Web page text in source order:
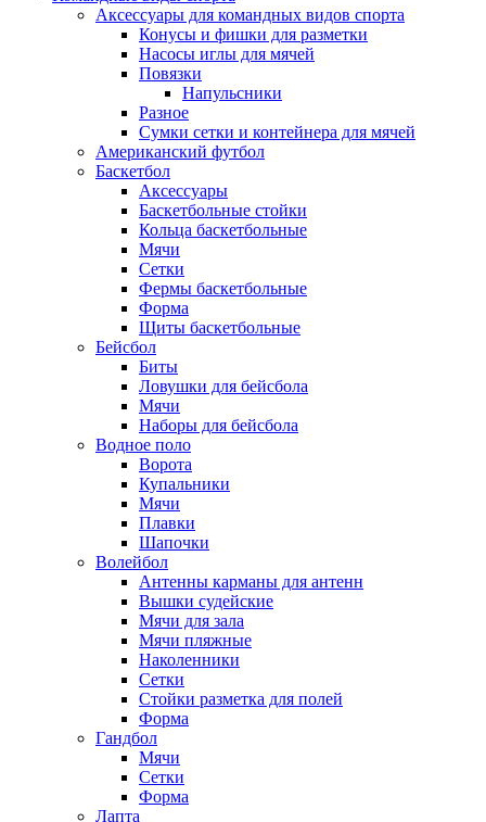
Аксессуары для командных видов спорта
Конусы и фишки для разметки
Насосы иглы для мячей
Повязки
Напульсники
Разное
Сумки сетки и контейнера для мячей
Американский футбол
Баскетбол
Аксессуары
Баскетбольные стойки
Кольца баскетбольные
Мячи
Сетки
Фермы баскетбольные
Форма
Щиты баскетбольные
Бейсбол
Биты
Ловушки для бейсбола
Мячи
Наборы для бейсбола
Водное поло
Ворота
Купальники
Мячи
Плавки
Шапочки
Волейбол
Антенны карманы для антенн
Вышки судейские
Мячи для зала
Мячи пляжные
Наколенники
Сетки
Стойки разметка для полей
Форма
Гандбол
Мячи
Сетки
Форма
Лапта